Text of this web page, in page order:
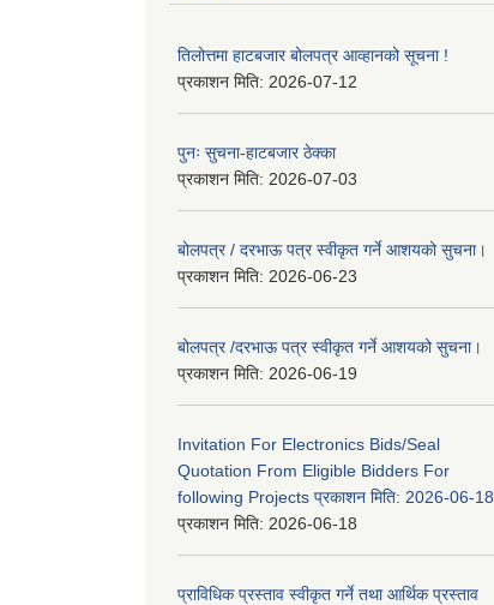
तिलोत्तमा हाटबजार बोलपत्र आव्हानको सूचना !
प्रकाशन मिति: 2026-07-12
पुनः सुचना-हाटबजार ठेक्का
प्रकाशन मिति: 2026-07-03
बोलपत्र / दरभाऊ पत्र स्वीकृत गर्ने आशयको सुचना।
प्रकाशन मिति: 2026-06-23
बोलपत्र /दरभाऊ पत्र स्वीकृत गर्ने आशयको सुचना।
प्रकाशन मिति: 2026-06-19
Invitation For Electronics Bids/Seal
Quotation From Eligible Bidders For
following Projects प्रकाशन मिति: 2026-06-18
प्रकाशन मिति: 2026-06-18
प्राविधिक प्रस्ताव स्वीकृत गर्ने तथा आर्थिक प्रस्ताव